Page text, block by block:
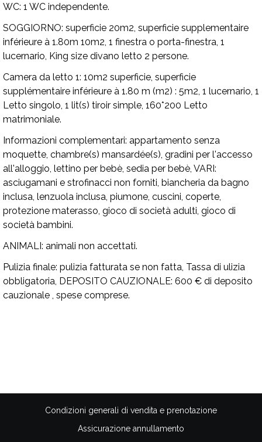
WC: 1 WC independente.
SOGGIORNO: superficie 20m2, superficie supplementaire
inférieure à 1.80m 10m2, 1 finestra o porta-finestra, 1
lucernario, King size divano letto 2 persone.
Camera da letto 1: 10m2 superficie, superficie
supplémentaire inférieure à 1.80 m (m2) : 5m2, 1 lucernario, 1
Letto singolo, 1 lit(s) tiroir simple, 160*200 Letto
matrimoniale.
Informazioni complementari: appartamento senza
moquette, chambre(s) mansardée(s), gradini per l'accesso
all'alloggio, lettino per bebè, sedia per bebè, VARI:
asciugamani e strofinacci non forniti, biancheria da bagno
inclusa, lenzuola inclusa, piumone, cuscini, coperte,
protezione materasso, gioco di società adulti, gioco di
società bambini.
ANIMALI: animali non accettati.
Pulizia finale: pulizia fatturata se non fatta, Tassa di ulizia
obbligatoria, DEPOSITO CAUZIONALE: 600 € di deposito
cauzionale , spese comprese.
Condizioni generali di vendita e prenotazione
Assicurazione annullamento